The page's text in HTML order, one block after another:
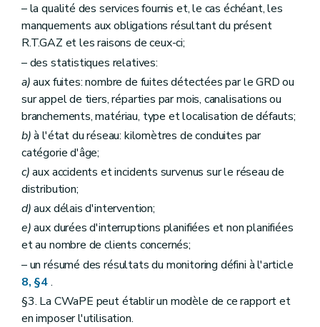
– la qualité des services fournis et, le cas échéant, les
manquements aux obligations résultant du présent
R.T.GAZ et les raisons de ceux-ci;
– des statistiques relatives:
a)aux fuites: nombre de fuites détectées par le GRD ou
sur appel de tiers, réparties par mois, canalisations ou
branchements, matériau, type et localisation de défauts;
b)à l'état du réseau: kilomètres de conduites par
catégorie d'âge;
c)aux accidents et incidents survenus sur le réseau de
distribution;
d)aux délais d'intervention;
e)aux durées d'interruptions planifiées et non planifiées
et au nombre de clients concernés;
– un résumé des résultats du monitoring défini à l'article
8, §4.
§3. La CWaPE peut établir un modèle de ce rapport et
en imposer l'utilisation.